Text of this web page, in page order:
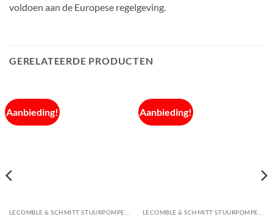
voldoen aan de Europese regelgeving.
GERELATEERDE PRODUCTEN
Aanbieding! Aanbieding!